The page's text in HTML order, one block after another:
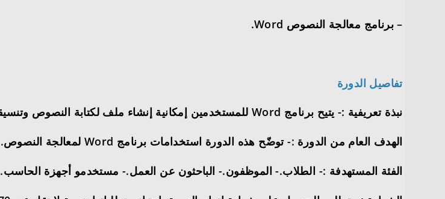
– برنامج معالجة النصوص Word.
تفاصيل الدورة
نبذة تعريفية :- يتيح برنامج Word للمستخدمين إمكانية إنشاء ملف لكتابة النصوص وتنسيقها.
الهدف العام من الدورة :- توضّح هذه الدورة استخدامات برنامج Word لمعالجة النصوص.
الفئة المستهدفة :- الطلاب.- الموظفون.- الباحثون عن العمل.- مستخدمو أجهزة الحاسب.